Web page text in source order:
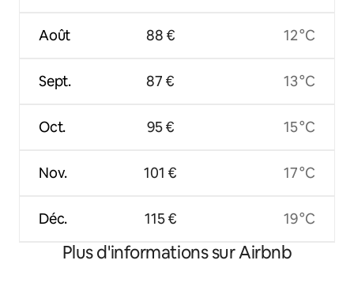
Août
Sept.
Oct.
Nov.
Déc.
88 €
87 €
95 €
101 €
115 €
12 °C
13 °C
15 °C
17 °C
19 °C
Plus d'informations sur Airbnb